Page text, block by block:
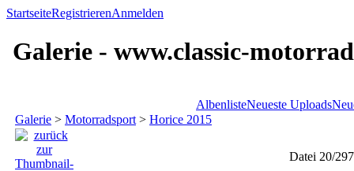
StartseiteRegistrierenAnmelden
Galerie - www.classic-
AlbenlisteNeueste Uploads
Galerie > Motorradsport > Horice 2015
Datei 20/297